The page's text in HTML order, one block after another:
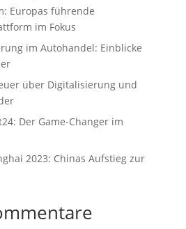
Europas führende
im Fokus
im Autohandel: Einblicke
über Digitalisierung und
Der Game-Changer im
2023: Chinas Aufstieg zur